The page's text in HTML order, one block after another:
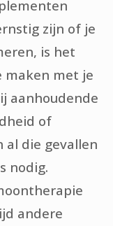
zijn of je
is het
maken met je
aanhoudende
of
al die gevallen
nodig.
andere